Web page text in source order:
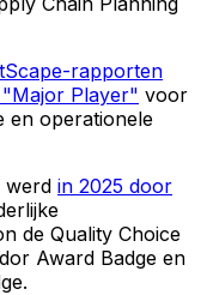
rapporten
Player" voor
en operationele
werd in 2025 door
de Quality Choice
Award Badge en